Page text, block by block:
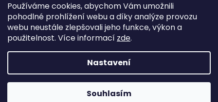
Používáme cookies, abychom Vám umožnili
pohodlné prohlížení webu a díky analýze provozu
webu neustále zlepšovali jeho funkce, výkon a
použitelnost. Více informací zde.
Nastavení
Souhlasím
Domovi.cz. Všechna práva vyhrazena.